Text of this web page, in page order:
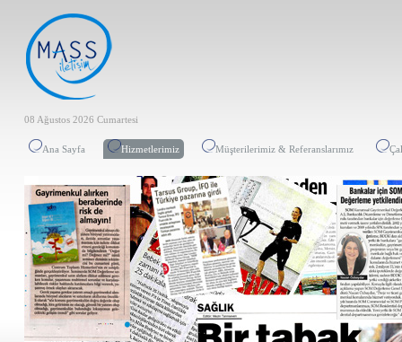
08 Ağustos 2026 Cumartesi
Ana Sayfa Hizmetlerimiz Müşterilerimiz & Referanslarımız